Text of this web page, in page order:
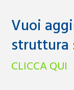
Vuoi
struttura
CLICCA QUI